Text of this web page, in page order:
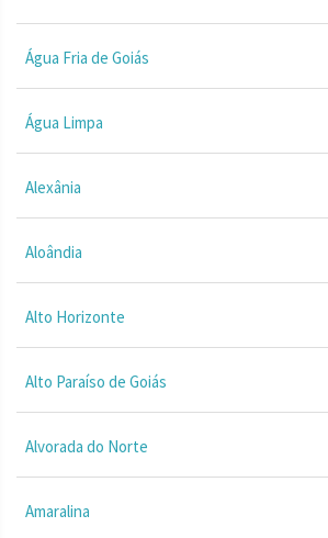
Água Fria de Goiás
Água Limpa
Alexânia
Aloândia
Alto Horizonte
Alto Paraíso de Goiás
Alvorada do Norte
Amaralina